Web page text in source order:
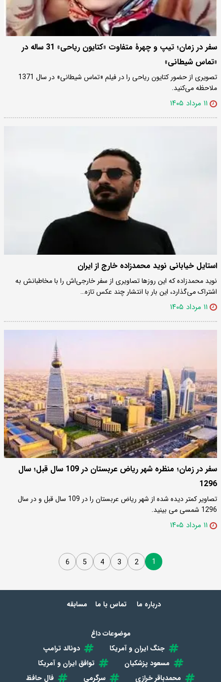
سفر در زمان؛ تیپ و چهرۀ متفاوت «کتایون ریاحی» 31 ساله در
«تماس شیطانی»
تصویری از حضور کتایون ریاحی را در فیلم «تماس شیطانی» در سال 1371
ملاحظه می‌کنید.
۱۱ مرداد ۱۴۰۵
استایل خیابانی نوید محمدزاده خارج از ایران
نوید محمدزاده که این روزها تصاویری از سفر خارجی‌اش را با مخاطبانش به
اشتراک می‌گذارد، این بار با انتشار چند عکس تازه…
۱۱ مرداد ۱۴۰۵
سفر در زمان؛ منظره شهر ریاض عربستان در 109 سال قبل؛ سال
1296
تصاویر کمتر دیده شده از شهر ریاض عربستان را در 109 سال قبل و در سال
1296 شمسی می بینید.
۱۱ مرداد ۱۴۰۵
1
2
3
4
5
6
درباره ما تماس با ما مسابقه
موضوعات داغ
جنگ ایران و آمریکا
دونالد ترامپ
مسعود پزشکیان
توافق ایران و آمریکا
محمدباقر خرازی
سرگرمی فال حافظ